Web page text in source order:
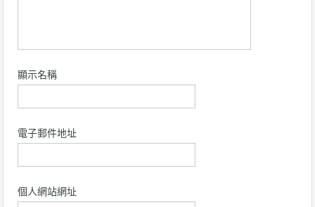
顯示名稱
電子郵件地址
個人網站網址